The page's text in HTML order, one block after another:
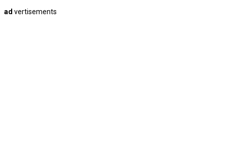
ad vertisements